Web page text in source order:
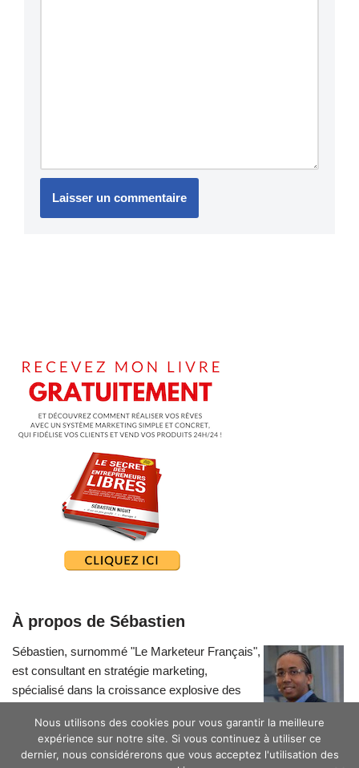
À propos de Sébastien
Sébastien, surnommé "Le Marketeur Français",
est consultant en stratégie marketing,
spécialisé dans la croissance explosive des
Nous utilisons des cookies pour vous garantir la meilleure
expérience sur notre site. Si vous continuez à utiliser ce
dernier, nous considérerons que vous acceptez l'utilisation des